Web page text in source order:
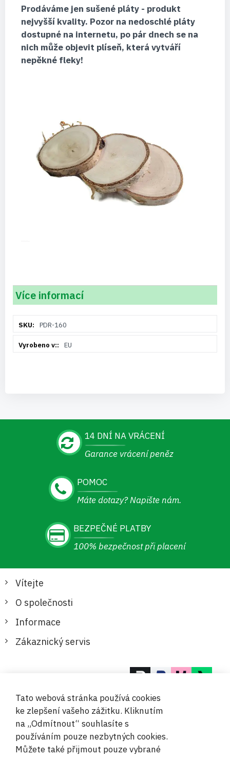
Prodáváme jen sušené pláty - produkt
nejvyšší kvality. Pozor na nedoschlé pláty
dostupné na internetu, po pár dnech se na
nich může objevit plíseň, která vytváří
nepěkné fleky!
Více informací
informacíPDR-160
EU
14 DNÍ NA VRÁCENÍ
Garance vrácení peněz
POMOC
Máte dotazy? Napište nám.
BEZPEČNÉ PLATBY
100% bezpečnost při placení
Vítejte
O společnosti
Informace
Zákaznický servis
© 2019-2026 Megamix s.r.o.
Tato webová stránka používá cookies
ke zlepšení vašeho zážitku. Kliknutím
na „Odmítnout“ souhlasíte s
používáním pouze nezbytných cookies.
Můžete také přijmout pouze vybrané